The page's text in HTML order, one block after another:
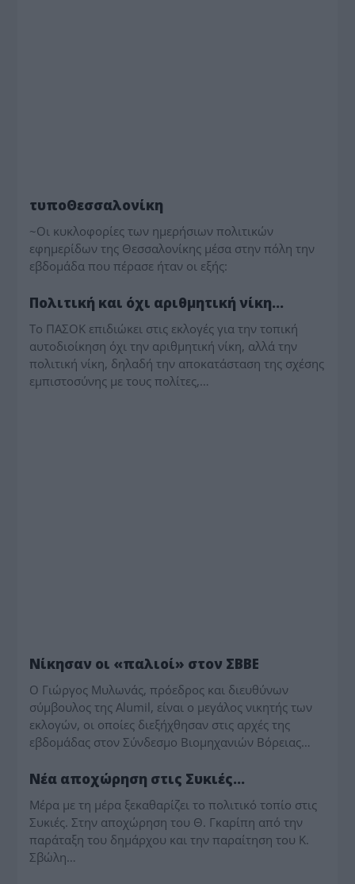
τυποΘεσσαλονίκη
~Οι κυκλοφορίες των ημερήσιων πολιτικών
εφημερίδων της Θεσσαλονίκης μέσα στην πόλη την
εβδομάδα που πέρασε ήταν οι εξής:
Πολιτική και όχι αριθμητική νίκη…
Το ΠΑΣΟΚ επιδιώκει στις εκλογές για την τοπική
αυτοδιοίκηση όχι την αριθμητική νίκη, αλλά την
πολιτική νίκη, δηλαδή την αποκατάσταση της σχέσης
εμπιστοσύνης με τους πολίτες,…
Νίκησαν οι «παλιοί» στον ΣΒΒΕ
Ο Γιώργος Μυλωνάς, πρόεδρος και διευθύνων
σύμβουλος της Alumil, είναι ο μεγάλος νικητής των
εκλογών, οι οποίες διεξήχθησαν στις αρχές της
εβδομάδας στον Σύνδεσμο Βιομηχανιών Βόρειας…
Νέα αποχώρηση στις Συκιές…
Μέρα με τη μέρα ξεκαθαρίζει το πολιτικό τοπίο στις
Συκιές. Στην αποχώρηση του Θ. Γκαρίπη από την
παράταξη του δημάρχου και την παραίτηση του Κ.
Σβώλη…